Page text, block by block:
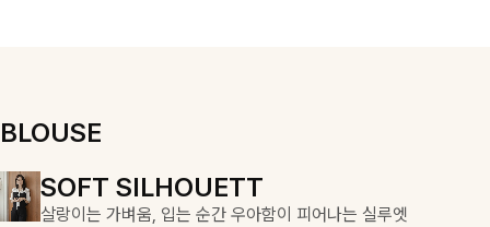
BLOUSE
SOFT SILHOUETT
살랑이는 가벼움, 입는 순간 우아함이 피어나는 실루엣
COZY ESSENTIAL
매일의 일상을 부드럽게 감싸줄 니트 컬렉션
DOUBLE THE JOY
함께할 때 더욱 완벽한, 합리적인 선택으로 채우는 즐거움